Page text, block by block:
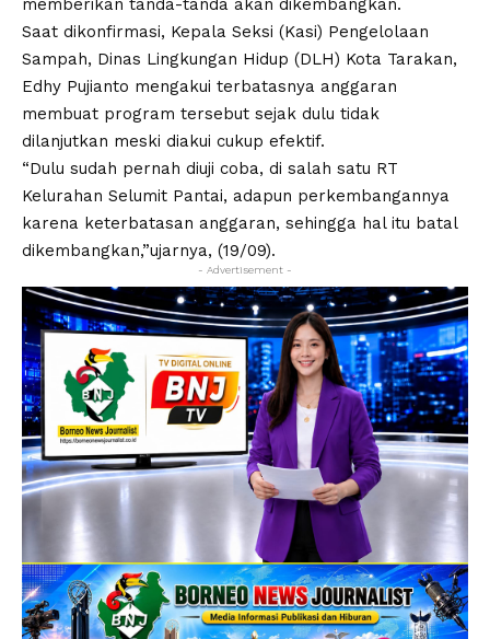
memberikan tanda-tanda akan dikembangkan.
Saat dikonfirmasi, Kepala Seksi (Kasi) Pengelolaan
Sampah, Dinas Lingkungan Hidup (DLH) Kota Tarakan,
Edhy Pujianto mengakui terbatasnya anggaran
membuat program tersebut sejak dulu tidak
dilanjutkan meski diakui cukup efektif.
“Dulu sudah pernah diuji coba, di salah satu RT
Kelurahan Selumit Pantai, adapun perkembangannya
karena keterbatasan anggaran, sehingga hal itu batal
dikembangkan,”ujarnya, (19/09).
- Advertisement -